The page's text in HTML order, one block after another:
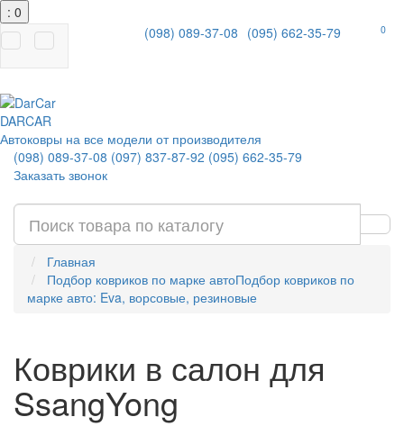
: 0
(098) 089-37-08 (095) 662-35-79 0
DARCAR
Автоковры на все модели от производителя
(098) 089-37-08 (097) 837-87-92 (095) 662-35-79
Заказать звонок
Главная
Подбор ковриков по марке автоПодбор ковриков по
марке авто: Eva, ворсовые, резиновые
Коврики в салон для
SsangYong